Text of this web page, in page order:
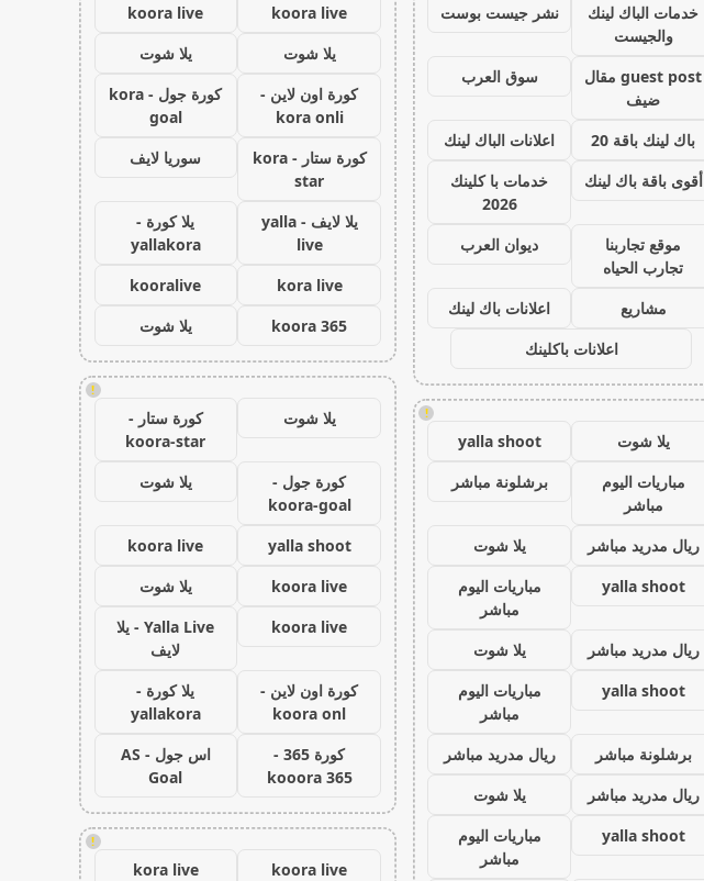
خدمات الباك لينك
والجيست
نشر جيست بوست
guest post مقال
ضيف
سوق العرب
باك لينك باقة 20
اعلانات الباك لينك
أقوى باقة باك لينك
خدمات با كلينك
2026
موقع تجاربنا
تجارب الحياه
ديوان العرب
مشاريع
اعلانات باك لينك
اعلانات باكلينك
!
يلا شوت
yalla shoot
مباريات اليوم
مباشر
برشلونة مباشر
ريال مدريد مباشر
يلا شوت
yalla shoot
مباريات اليوم
مباشر
ريال مدريد مباشر
يلا شوت
yalla shoot
مباريات اليوم
مباشر
برشلونة مباشر
ريال مدريد مباشر
ريال مدريد مباشر
يلا شوت
yalla shoot
مباريات اليوم
مباشر
koora live
koora live
يلا شوت
يلا شوت
كورة اون لاين -
kora onli
كورة جول - kora
goal
كورة ستار - kora
star
سوريا لايف
يلا لايف - yalla
live
يلا كورة -
yallakora
kora live
kooralive
koora 365
يلا شوت
!
يلا شوت
كورة ستار -
koora-star
كورة جول -
koora-goal
يلا شوت
yalla shoot
koora live
koora live
يلا شوت
koora live
Yalla Live - يلا
لايف
كورة اون لاين -
koora onl
يلا كورة -
yallakora
كورة 365 -
kooora 365
اس جول - AS
Goal
!
koora live
kora live